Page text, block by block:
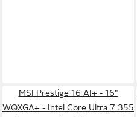
MSI Prestige 16 AI+ - 16"
WQXGA+ - Intel Core Ultra 7 355